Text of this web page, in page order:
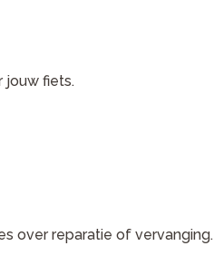
jouw fiets.
over reparatie of vervanging.